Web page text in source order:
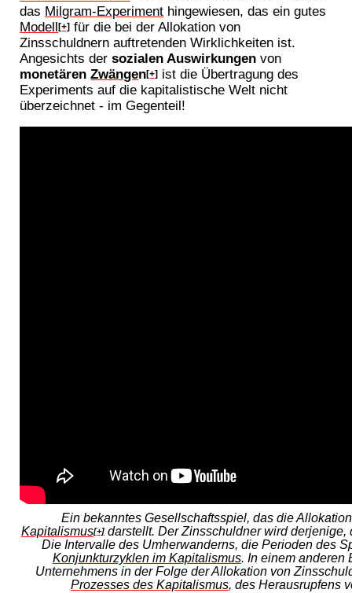
das Milgram-Experiment hingewiesen, das ein gutes
Modell[+] für die bei der Allokation von
Zinsschuldnern auftretenden Wirklichkeiten ist.
Angesichts dersozialen Auswirkungen von
monetärenZwängen[+] ist die Übertragung des
Experiments auf die kapitalistische Welt nicht
überzeichnet - im Gegenteil!
Ein bekanntes Gesellschaftsspiel, das die
Kapitalismus[+]darstellt. Der Zinsschuldner wird derjenige,
Die Intervalle des Umherwanderns, die Perioden des
Konjunkturzyklen im Kapitalismus. In einem anderen
Unternehmens in der Folge der Allokation von
Prozesses des Kapitalismus, des Herausrupfens